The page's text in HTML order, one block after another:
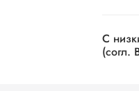
С
(согл.